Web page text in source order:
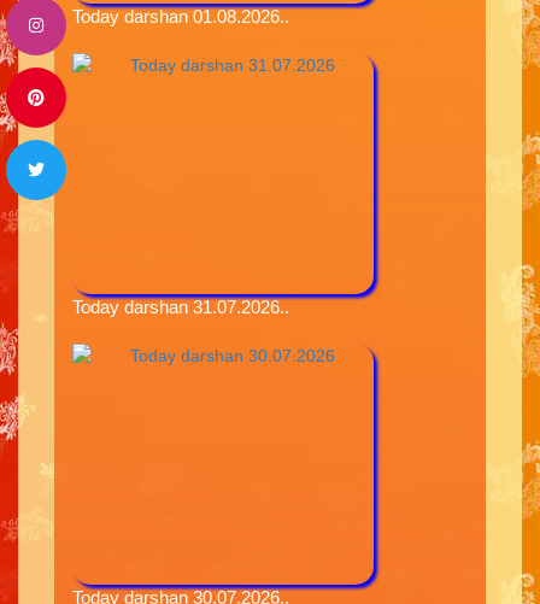
Today darshan 01.08.2026..
Today darshan 31.07.2026..
Today darshan 30.07.2026..